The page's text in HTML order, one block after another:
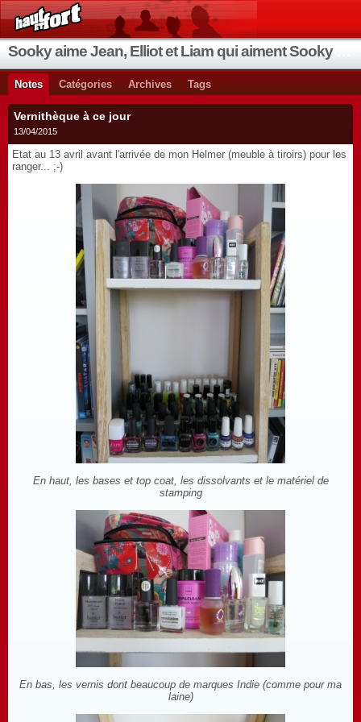
Notes Catégories Archives Tags
Vernithèque à ce jour
13/04/2015
Etat au 13 avril avant l'arrivée de mon Helmer (meuble à tiroirs) pour les
ranger... ;-)
En haut, les bases et top coat, les dissolvants et le matériel de
stamping
En bas, les vernis dont beaucoup de marques Indie (comme pour ma
laine)